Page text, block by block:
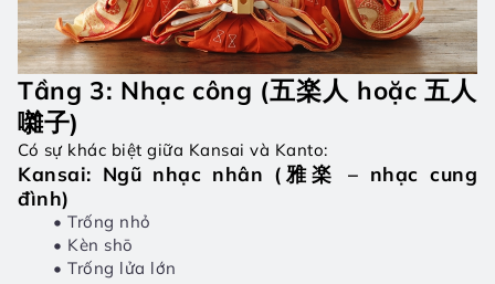
Tầng 3: Nhạc công (五楽人 hoặc 五人
囃子)
Có sự khác biệt giữa Kansai và Kanto:
Kansai: Ngũ nhạc nhân (雅楽 – nhạc cung
đình)
Trống nhỏ
Kèn shō
Trống lửa lớn